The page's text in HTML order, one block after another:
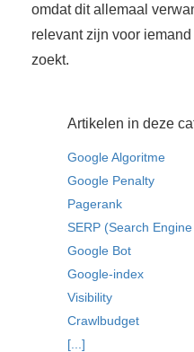
omdat dit allemaal
relevant zijn voor
zoekt.
Artikelen in deze
Google Algoritme
Google Penalty
Pagerank
SERP (Search
Google Bot
Google-index
Visibility
Crawlbudget
[...]